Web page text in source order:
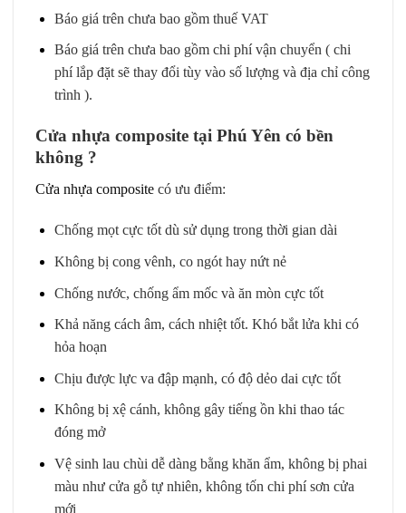
Báo giá trên chưa bao gồm thuế VAT
Báo giá trên chưa bao gồm chi phí vận chuyển ( chi
phí lắp đặt sẽ thay đổi tùy vào số lượng và địa chỉ công
trình ).
Cửa nhựa composite tại Phú Yên có bền
không ?
Cửa nhựa composite có ưu điểm:
Chống mọt cực tốt dù sử dụng trong thời gian dài
Không bị cong vênh, co ngót hay nứt nẻ
Chống nước, chống ẩm mốc và ăn mòn cực tốt
Khả năng cách âm, cách nhiệt tốt. Khó bắt lửa khi có
hỏa hoạn
Chịu được lực va đập mạnh, có độ dẻo dai cực tốt
Không bị xệ cánh, không gây tiếng ồn khi thao tác
đóng mở
Vệ sinh lau chùi dễ dàng bằng khăn ẩm, không bị phai
màu như cửa gỗ tự nhiên, không tốn chi phí sơn cửa
mới